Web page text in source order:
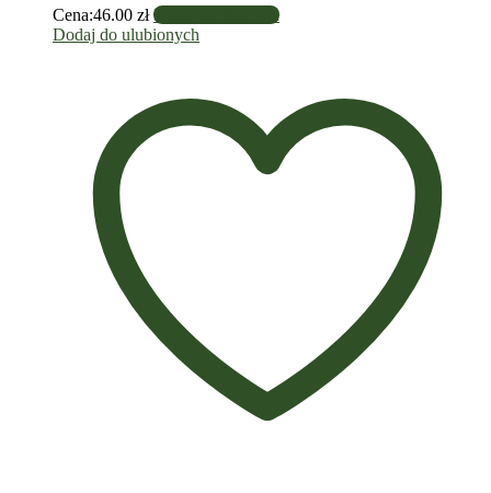
Cena:46.00 zł Dodaj do koszyka
Dodaj do ulubionych